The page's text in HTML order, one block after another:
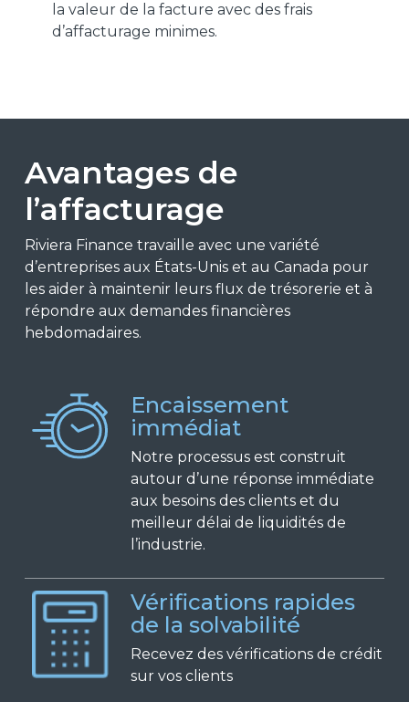
la valeur de la facture avec des frais
d’affacturage minimes.
Avantages de
l’affacturage
Riviera Finance travaille avec une variété
d’entreprises aux États-Unis et au Canada pour
les aider à maintenir leurs flux de trésorerie et à
répondre aux demandes financières
hebdomadaires.
Encaissement
immédiat
Notre processus est construit
autour d’une réponse immédiate
aux besoins des clients et du
meilleur délai de liquidités de
l’industrie.
Vérifications rapides
de la solvabilité
Recevez des vérifications de crédit
sur vos clients